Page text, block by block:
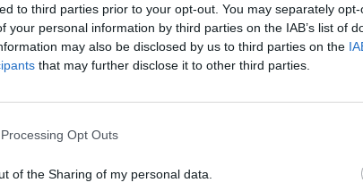
to third parties prior to your opt-out. You may separately
your personal information by third parties on the IAB’s list of
may also be disclosed by us to third parties on the
that may further disclose it to other third parties.
Opt Outs
of the Sharing of my personal data.
sui tabacchi, sul lotto e
Rudy Giuliani a Come States?
americana